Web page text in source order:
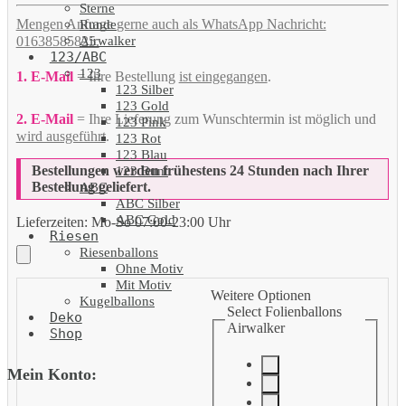
Sterne
Runde
Airwalker
123/ABC
123
123 Silber
123 Gold
123 Pink
123 Rot
123 Blau
123 Bunt
ABC
ABC Silber
ABC Gold
Riesen
Riesenballons
Ohne Motiv
Mit Motiv
Kugelballons
Deko
Shop
Mein Konto:
Mengen Anfrage gerne auch als WhatsApp Nachricht:
01638585825.
1. E-Mail= Ihre Bestellung ist eingegangen.
2. E-Mail= Ihre Lieferung zum Wunschtermin ist möglich und
wird ausgeführt.
Bestellungen werden frühestens 24 Stunden nach Ihrer
Bestellung geliefert.
Lieferzeiten: Mo-So 07:00-23:00 Uhr
Weitere Optionen
Select Folienballons
Airwalker